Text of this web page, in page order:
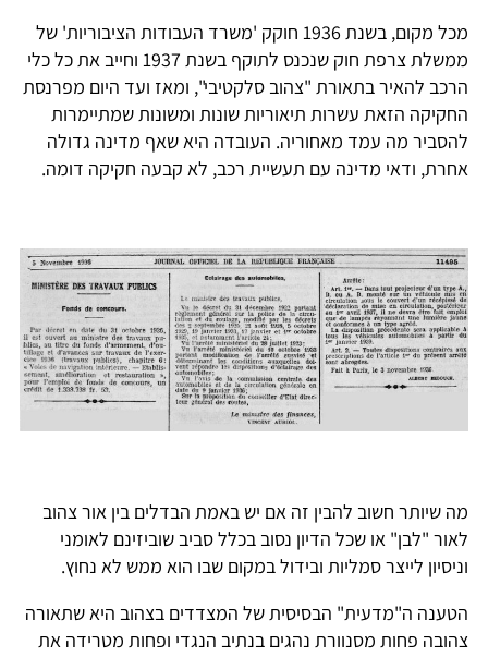
מכל מקום, בשנת 1936 חוקק 'משרד העבודות הציבוריות' של
ממשלת צרפת חוק שנכנס לתוקף בשנת 1937 וחייב את כל כלי
הרכב להאיר בתאורת "צהוב סלקטיבי", ומאז ועד היום מפרנסת
החקיקה הזאת עשרות תיאוריות שונות ומשונות שמתיימרות
להסביר מה עמד מאחוריה. העובדה היא שאף מדינה גדולה
אחרת, ודאי מדינה עם תעשיית רכב, לא קבעה חקיקה דומה.
מה שיותר חשוב להבין זה אם יש באמת הבדלים בין אור צהוב
לאור "לבן" או שכל הדיון נסוב בכלל סביב שוביזינם לאומני
וניסיון לייצר סמליות ובידול במקום שבו הוא ממש לא נחוץ.
הטענה ה"מדעית" הבסיסית של המצדדים בצהוב היא שתאורה
צהובה פחות מסנוורת נהגים בנתיב הנגדי ופחות מטרידה את